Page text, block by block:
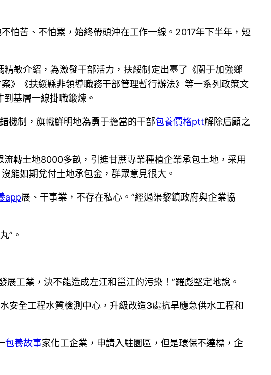
怕苦、不怕累，始終帶頭沖在工作一線。2017年下半年，短
精敏介紹，為激發干部活力，扶綏制定出臺了《關于加強鄉
》《扶綏縣非領導職務干部管理暫行辦法》等一系列政策文
基層一線掛職鍛煉。
機制，旗幟鮮明地為勇于擔當的干部包養價格ptt解除后顧之
轉土地8000多畝，引進甘蔗專業種植企業承包土地，采用
能如期兌付土地承包金，群眾意見很大。
app展、干事業，不存在私心。”經過渠黎鎮政府與企業協
”。
工業，決不能造成左江和邕江的污染！”羅彪堅定地說。
安全工程水質檢測中心，升級改造3處抗旱應急供水工程和
包養故事家化工企業，申請入駐園區，但是環保不達標，企